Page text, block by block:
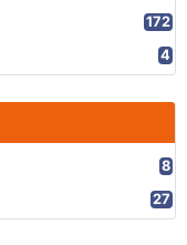
172
4
8
27